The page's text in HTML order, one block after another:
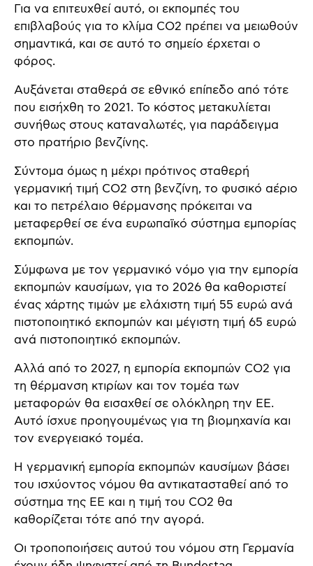
Για να επιτευχθεί αυτό, οι εκπομπές του
επιβλαβούς για το κλίμα CO2 πρέπει να μειωθούν
σημαντικά, και σε αυτό το σημείο έρχεται ο
φόρος.
Αυξάνεται σταθερά σε εθνικό επίπεδο από τότε
που εισήχθη το 2021. Το κόστος μετακυλίεται
συνήθως στους καταναλωτές, για παράδειγμα
στο πρατήριο βενζίνης.
Σύντομα όμως η μέχρι πρότινος σταθερή
γερμανική τιμή CO2 στη βενζίνη, το φυσικό αέριο
και το πετρέλαιο θέρμανσης πρόκειται να
μεταφερθεί σε ένα ευρωπαϊκό σύστημα εμπορίας
εκπομπών.
Σύμφωνα με τον γερμανικό νόμο για την εμπορία
εκπομπών καυσίμων, για το 2026 θα καθοριστεί
ένας χάρτης τιμών με ελάχιστη τιμή 55 ευρώ ανά
πιστοποιητικό εκπομπών και μέγιστη τιμή 65 ευρώ
ανά πιστοποιητικό εκπομπών.
Αλλά από το 2027, η εμπορία εκπομπών CO2 για
τη θέρμανση κτιρίων και τον τομέα των
μεταφορών θα εισαχθεί σε ολόκληρη την ΕΕ.
Αυτό ίσχυε προηγουμένως για τη βιομηχανία και
τον ενεργειακό τομέα.
Η γερμανική εμπορία εκπομπών καυσίμων βάσει
του ισχύοντος νόμου θα αντικατασταθεί από το
σύστημα της ΕΕ και η τιμή του CO2 θα
καθορίζεται τότε από την αγορά.
Οι τροποποιήσεις αυτού του νόμου στη Γερμανία